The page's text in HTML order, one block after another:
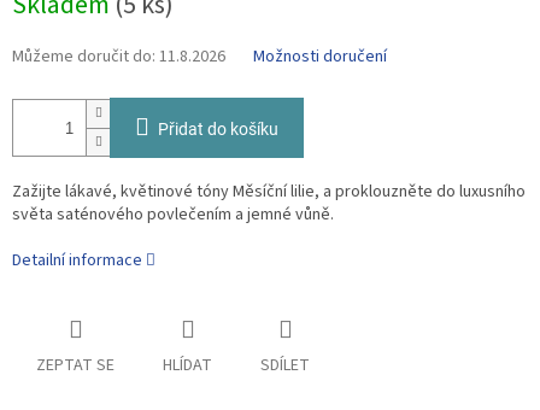
Můžeme doručit do: 11.8.2026 Možnosti doručení
Přidat do košíku
Zažijte lákavé, květinové tóny Měsíční lilie, a proklouzněte do luxusního
světa saténového povlečením a jemné vůně.
Detailní informace
ZEPTAT SE HLÍDAT SDÍLET